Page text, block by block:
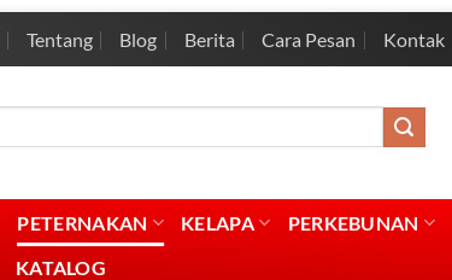
Tentang Blog Berita Cara Pesan Kontak
PETERNAKAN KELAPA PERKEBUNAN
KATALOG